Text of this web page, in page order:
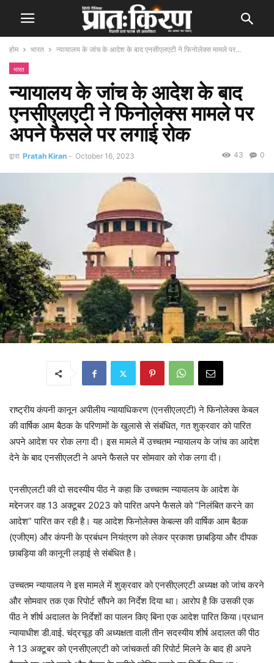
होम भारत न्यायालय के जांच के आदेश के बाद एनसीएलएटी ने फिनोलेक्स मामले पर...
भारत
न्यायालय के जांच के आदेश के बाद
एनसीएलएटी ने फिनोलेक्स मामले पर
अपने फैसले पर लगाई रोक
द्वारा Pratah Kiran - October 16, 2023 0
43
राष्ट्रीय कंपनी कानून अपीलीय न्यायाधिकरण (एनसीएलएटी) ने फिनोलेक्स केबल
की वार्षिक आम बैठक के परिणामों के खुलासे से संबंधित, गत शुक्रवार को पारित
अपने आदेश पर रोक लगा दी। इस मामले में उच्चतम न्यायालय के जांच का आदेश
देने के बाद एनसीएलटी ने अपने फैसले पर सोमवार को रोक लगा दी।
एनसीएलटी की दो सदस्यीय पीठ ने कहा कि उच्चतम न्यायालय के आदेश के
मद्देनजर वह 13 अक्टूबर 2023 को पारित अपने फैसले को ”निलंबित करने का
आदेश” पारित कर रही है। यह आदेश फिनोलेक्स केबल्स की वार्षिक आम बैठक
(एजीएम) और कंपनी के प्रबंधन नियंत्रण को लेकर प्रकाश छाबड़िया और दीपक
छाबड़िया की कानूनी लड़ाई से संबंधित है।
उच्चतम न्यायालय ने इस मामले में शुक्रवार को एनसीएलएटी अध्यक्ष को जांच करने
और सोमवार तक एक रिपोर्ट सौंपने का निर्देश दिया था। आरोप है कि उसकी एक
पीठ ने शीर्ष अदालत के निर्देशों का पालन किए बिना एक आदेश पारित किया।प्रधान
न्यायाधीश डी.वाई. चंद्रचूड़ की अध्यक्षता वाली तीन सदस्यीय शीर्ष अदालत की पीठ
ने 13 अक्टूबर को एनसीएलएटी को जांचकर्ता की रिपोर्ट मिलने के बाद ही अपने